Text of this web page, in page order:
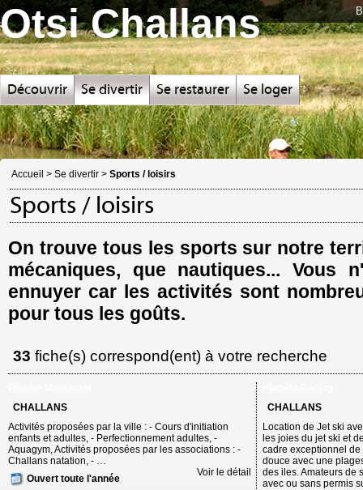
Otsi Challans
Découvrir Se divertir Se restaurer Se loger
Accueil > Se divertir > Sports / loisirs
Sports / loisirs
On trouve tous les sports sur notre
mécaniques, que nautiques... Vous
ennuyer car les activités sont
pour tous les goûts.
33 fiche(s) correspond(ent) à votre recherche
CHALLANS
Activités proposées par la ville : - Cours d'initiation
enfants et adultes, - Perfectionnement adultes, -
Aquagym, Activités proposées par les associations : -
Challans natation, - …
Ouvert toute l'année
Voir le détail
CHALLANS
Location de Jet ski
les joies du jet ski et
cadre exceptionnel
douce avec une
des iles. Amateurs de
avec ou sans permis